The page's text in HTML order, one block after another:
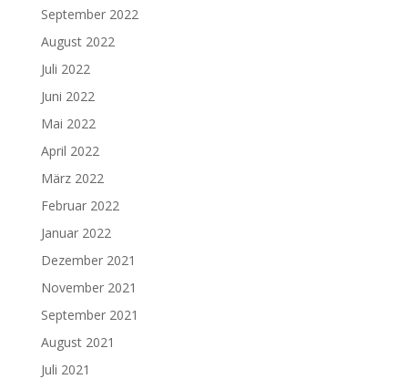
September 2022
August 2022
Juli 2022
Juni 2022
Mai 2022
April 2022
März 2022
Februar 2022
Januar 2022
Dezember 2021
November 2021
September 2021
August 2021
Juli 2021